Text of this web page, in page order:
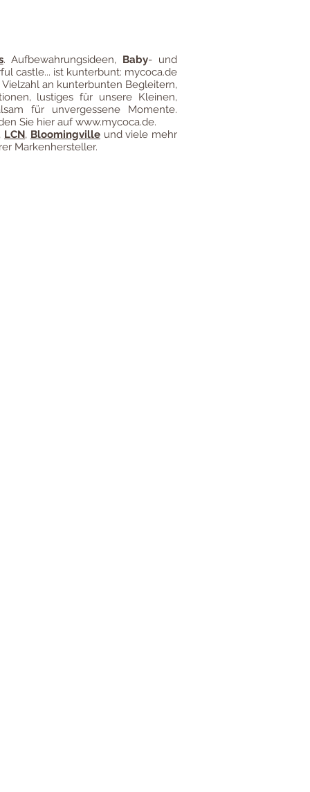
.Aufbewahrungsideen, Baby- und
castle... ist kunterbunt: mycoca.de
an kunterbunten Begleitern,
lustiges für unsere Kleinen,
für unvergessene Momente.
Sie hier aufwww.mycoca.de.
, LCN, Bloomingville und viele mehr
Markenhersteller.